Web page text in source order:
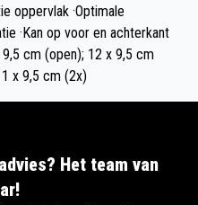
oppervlak ·Optimale
·Kan op voor en achterkant
cm (open); 12 x 9,5 cm
x 9,5 cm (2x)
Het team van